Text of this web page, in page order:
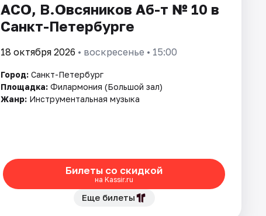
АСО, В.Овсяников Аб-т № 10 в
Санкт-Петербурге
18 октября 2026 • воскресенье • 15:00
Город: Санкт-Петербург
Площадка: Филармония (Большой зал)
Жанр: Инструментальная музыка
Билеты со скидкой
на Kassir.ru
Еще билеты